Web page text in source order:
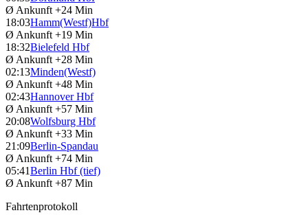
Ø Ankunft +24 Min
18:03Hamm(Westf)Hbf
Ø Ankunft +19 Min
18:32Bielefeld Hbf
Ø Ankunft +28 Min
02:13Minden(Westf)
Ø Ankunft +48 Min
02:43Hannover Hbf
Ø Ankunft +57 Min
20:08Wolfsburg Hbf
Ø Ankunft +33 Min
21:09Berlin-Spandau
Ø Ankunft +74 Min
05:41Berlin Hbf (tief)
Ø Ankunft +87 Min
Fahrtenprotokoll